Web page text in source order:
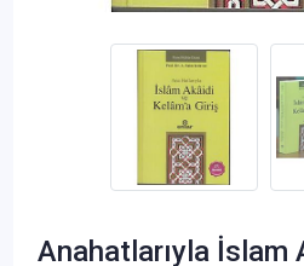
Anahatlarıyla İslam